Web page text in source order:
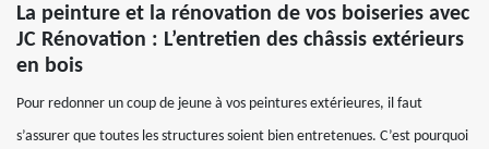
La peinture et la rénovation de vos boiseries avec
JC Rénovation : L’entretien des châssis extérieurs
en bois
Pour redonner un coup de jeune à vos peintures extérieures, il faut
s’assurer que toutes les structures soient bien entretenues. C’est pourquoi